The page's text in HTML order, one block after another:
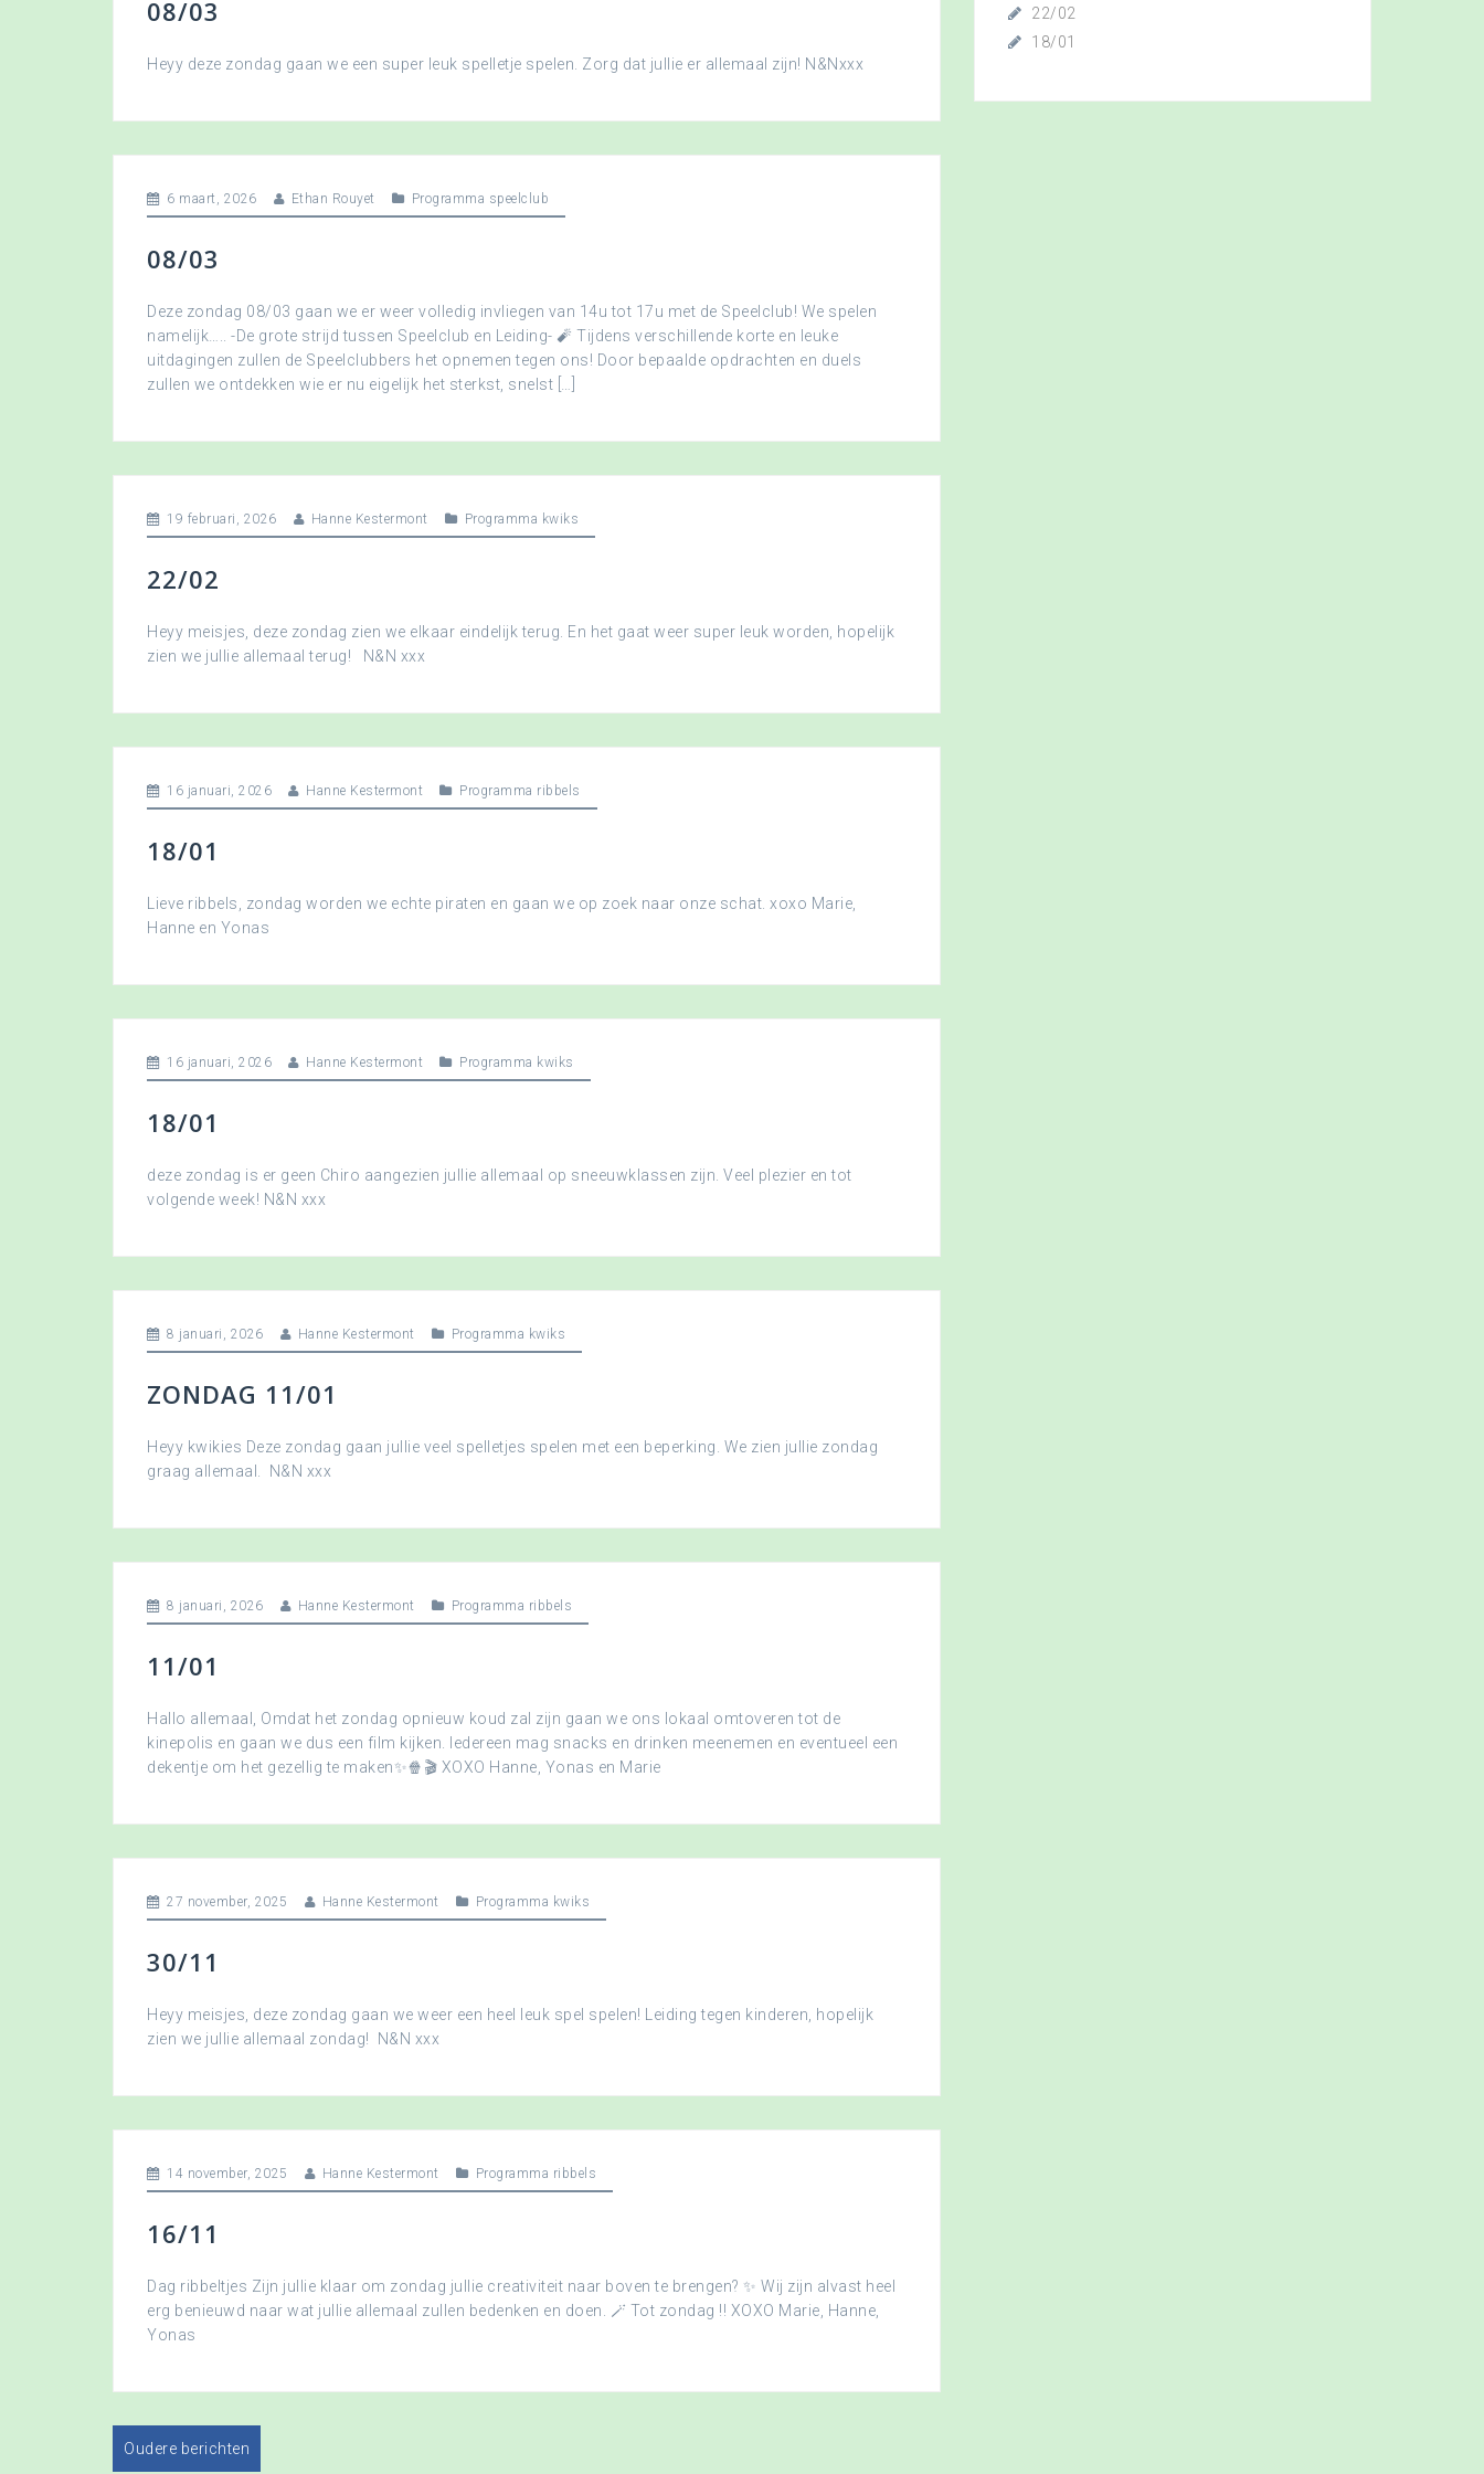
08/03
Heyy deze zondag gaan we een super leuk spelletje spelen. Zorg dat jullie er allemaal zijn! N&Nxxx
6 maart, 2026 Ethan Rouyet Programma speelclub
08/03
Deze zondag 08/03 gaan we er weer volledig invliegen van 14u tot 17u met de Speelclub! We spelen
namelijk….. -De grote strijd tussen Speelclub en Leiding- 🧨 Tijdens verschillende korte en leuke
uitdagingen zullen de Speelclubbers het opnemen tegen ons! Door bepaalde opdrachten en duels
zullen we ontdekken wie er nu eigelijk het sterkst, snelst […]
19 februari, 2026 Hanne Kestermont Programma kwiks
22/02
Heyy meisjes, deze zondag zien we elkaar eindelijk terug. En het gaat weer super leuk worden, hopelijk
zien we jullie allemaal terug! N&N xxx
16 januari, 2026 Hanne Kestermont Programma ribbels
18/01
Lieve ribbels, zondag worden we echte piraten en gaan we op zoek naar onze schat. xoxo Marie,
Hanne en Yonas
16 januari, 2026 Hanne Kestermont Programma kwiks
18/01
deze zondag is er geen Chiro aangezien jullie allemaal op sneeuwklassen zijn. Veel plezier en tot
volgende week! N&N xxx
8 januari, 2026 Hanne Kestermont Programma kwiks
ZONDAG 11/01
Heyy kwikies Deze zondag gaan jullie veel spelletjes spelen met een beperking. We zien jullie zondag
graag allemaal. N&N xxx
8 januari, 2026 Hanne Kestermont Programma ribbels
11/01
Hallo allemaal, Omdat het zondag opnieuw koud zal zijn gaan we ons lokaal omtoveren tot de
kinepolis en gaan we dus een film kijken. Iedereen mag snacks en drinken meenemen en eventueel een
dekentje om het gezellig te maken✨🍿🎬 XOXO Hanne, Yonas en Marie
27 november, 2025 Hanne Kestermont Programma kwiks
30/11
Heyy meisjes, deze zondag gaan we weer een heel leuk spel spelen! Leiding tegen kinderen, hopelijk
zien we jullie allemaal zondag! N&N xxx
14 november, 2025 Hanne Kestermont Programma ribbels
16/11
Dag ribbeltjes Zijn jullie klaar om zondag jullie creativiteit naar boven te brengen? ✨ Wij zijn alvast heel
erg benieuwd naar wat jullie allemaal zullen bedenken en doen. 🪄 Tot zondag !! XOXO Marie, Hanne,
Yonas
Oudere berichten
22/02
18/01